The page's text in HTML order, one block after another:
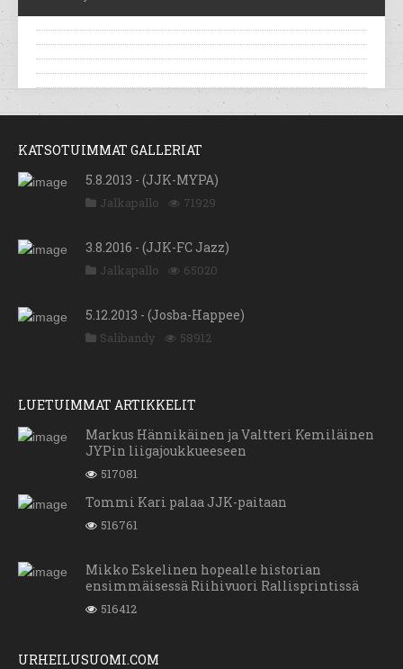
KATSOTUIMMAT GALLERIAT
5.8.2013 - (JJK-MYPA)
Jalkapallo 71929
3.8.2016 - (JJK-FC Jazz)
Jalkapallo 65020
5.12.2013 - (Josba-Happee)
Salibandy 58912
LUETUIMMAT ARTIKKELIT
Markus Hännikäinen ja Valtteri Kemiläinen
JYPin liigajoukkueeseen
517081
Tommi Kari palaa JJK-paitaan
516761
Mikko Eskelinen hopealle historian
ensimmäisessä Riihivuori Rallisprintissä
516412
URHEILUSUOMI.COM